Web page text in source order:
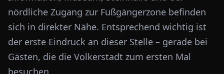
nördliche Zugang zur Fußgängerzone befinden
sich in direkter Nähe. Entsprechend wichtig ist
der erste Eindruck an dieser Stelle – gerade bei
Gästen, die die Volkerstadt zum ersten Mal
besuchen.